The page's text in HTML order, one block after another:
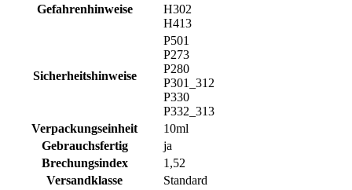
Gefahrenhinweise
H302
H413
Sicherheitshinweise
P501
P273
P280
P301_312
P330
P332_313
Verpackungseinheit
10ml
Gebrauchsfertig
ja
Brechungsindex
1,52
Versandklasse
Standard